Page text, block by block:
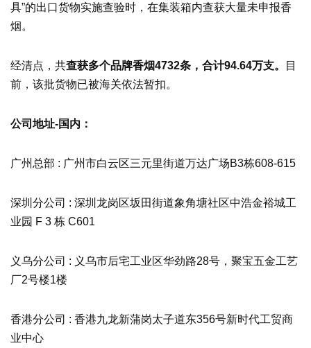
具”的出口货物实施查验时，在集装箱内查获大量未申报香
烟。
经清点，共查获多个品牌香烟4732条，合计94.64万支。
目
前，该批货物已被海关依法暂扣。
公司地址-国内：
广州总部 : 广州市白云区三元里街道万达广场B3栋608-615
深圳分公司 : 深圳龙岗区坂田街道象角塘社区中浩金裕城工
业园 F 3 栋 C601
义乌分公司 : 义乌市后宅工业区华劲路28号，聚宝五金工艺
厂2号楼1楼
香港分公司 : 香港九龙新蒲岗太子道东356号新时代工贸商
业中心